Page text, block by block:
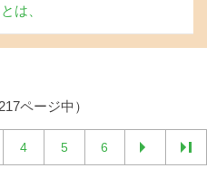
は、
ページ中）
4 5 6